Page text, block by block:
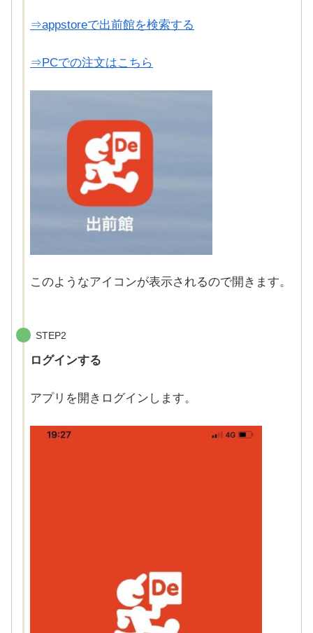
⇒appstoreで出前館を検索する
⇒PCでの注文はこちら
このようなアイコンが表示されるので開きます。
STEP2
ログインする
アプリを開きログインします。